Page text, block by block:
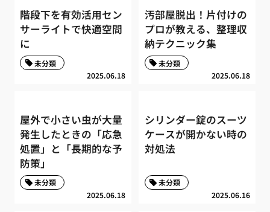
階段下を有効活用セン
サーライトで快適空間
に
2025.06.18
未分類
汚部屋脱出！片付けの
プロが教える、整理収
納テクニック集
2025.06.18
未分類
屋外で小さい虫が大量
発生したときの「応急
処置」と「長期的な予
防策」
2025.06.18
未分類
シリンダー錠のスーツ
ケースが開かない時の
対処法
2025.06.16
未分類